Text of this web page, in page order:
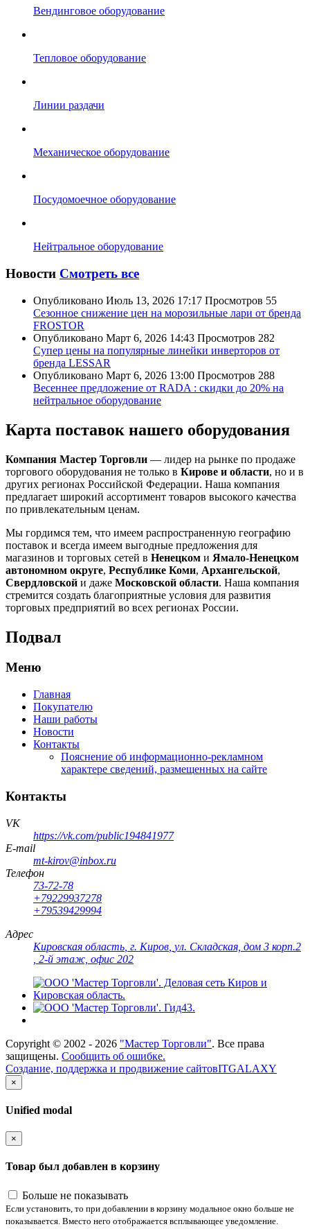
Вендинговое оборудование
Тепловое оборудование
Линии раздачи
Механическое оборудование
Посудомоечное оборудование
Нейтральное оборудование
Новости Смотреть все
Опубликовано Июль 13, 2026 17:17 Просмотров 55
Сезонное снижение цен на морозильные лари от бренда
FROSTOR
Опубликовано Март 6, 2026 14:43 Просмотров 282
Супер цены на популярные линейки инверторов от
бренда LESSAR
Опубликовано Март 6, 2026 13:00 Просмотров 288
Весеннее предложение от RADA : скидки до 20% на
нейтральное оборудование
Карта поставок нашего оборудования
Компания Мастер Торговли — лидер на рынке по продаже
торгового оборудования не только в Кирове и области, но и в
других регионах Российской Федерации. Наша компания
предлагает широкий ассортимент товаров высокого качества
по привлекательным ценам.
Мы гордимся тем, что имеем распространенную географию
поставок и всегда имеем выгодные предложения для
магазинов и торговых сетей в Ненецком и Ямало-Ненецком
автономном округе, Республике Коми, Архангельской,
Свердловской и даже Московской области. Наша компания
стремится создать благоприятные условия для развития
торговых предприятий во всех регионах России.
Подвал
Меню
Главная
Покупателю
Наши работы
Новости
Контакты
Пояснение об информационно-рекламном
характере сведений, размещенных на сайте
Контакты
VK
https://vk.com/public194841977
E-mail
mt-kirov@inbox.ru
Телефон
73-72-78
+79229937278
+79539429994
Адрес
Кировская область г. Киров ул. Складская, дом 3 корп.2
, 2-й этаж, офис 202
Copyright © 2002 - 2026 "Мастер Торговли". Все права
защищены. Сообщить об ошибке.
Создание, поддержка и продвижение сайтовITGALAXY
×
Unified modal
×
Товар был добавлен в корзину
Больше не показывать
Если установить, то при добавлении в корзину модальное окно больше не
показывается. Вместо него отображается всплывающее уведомление.